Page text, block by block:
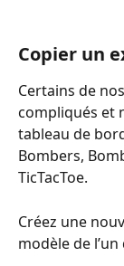
Copier un
Certains de
compliqués et
tableau de
Bombers,
TicTacToe.
Créez une
modèle de